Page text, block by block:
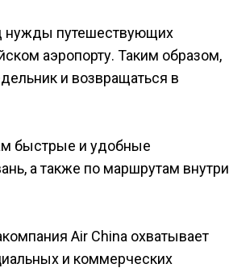
нужды путешествующих
аэропорту. Таким образом,
и возвращаться в
быстрые и удобные
а также по маршрутам внутри
Air China охватывает
и коммерческих